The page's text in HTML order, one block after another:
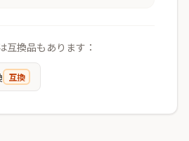
互換品もあります：
互換